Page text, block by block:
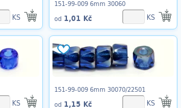
KS
151-99-009 6mm 30060
od 1,01 Kč KS
KS
151-99-009 6mm 30070/22501
od 1,15 Kč KS